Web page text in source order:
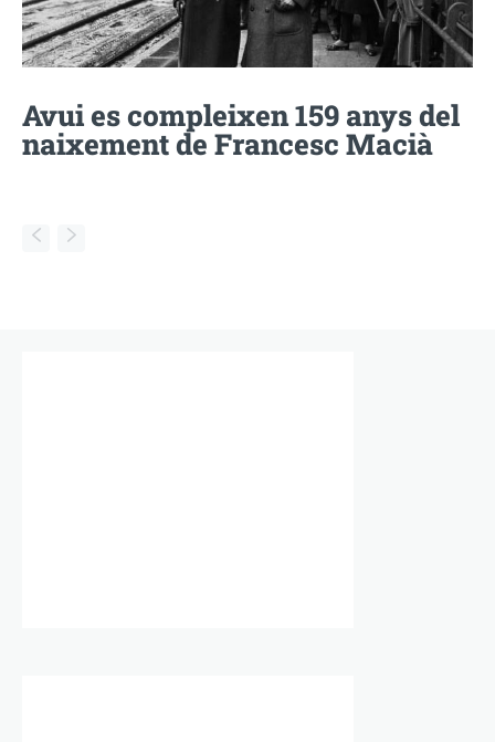
Avui es compleixen 159 anys del
naixement de Francesc Macià